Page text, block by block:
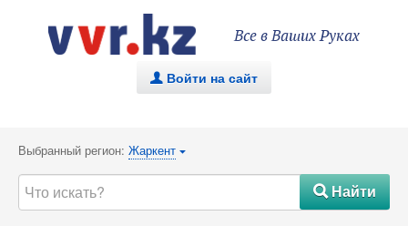
Все в Ваших Руках
. Войти на сайт
Выбранный регион: Жаркент {
#Найти